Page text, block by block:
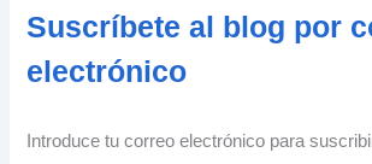
Suscríbete al blog por
electrónico
Introduce tu correo electrónico para